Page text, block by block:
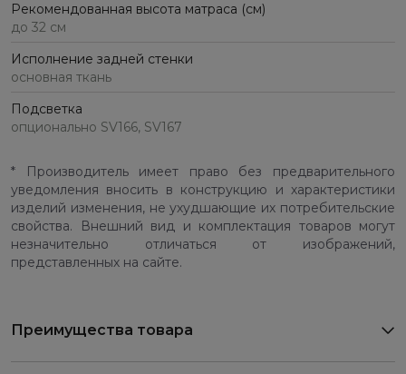
Рекомендованная высота матраса (см)
до 32 см
Исполнение задней стенки
основная ткань
Подсветка
опционально SV166, SV167
* Производитель имеет право без предварительного
уведомления вносить в конструкцию и характеристики
изделий изменения, не ухудшающие их потребительские
свойства. Внешний вид и комплектация товаров могут
незначительно отличаться от изображений,
представленных на сайте.
Преимущества товара